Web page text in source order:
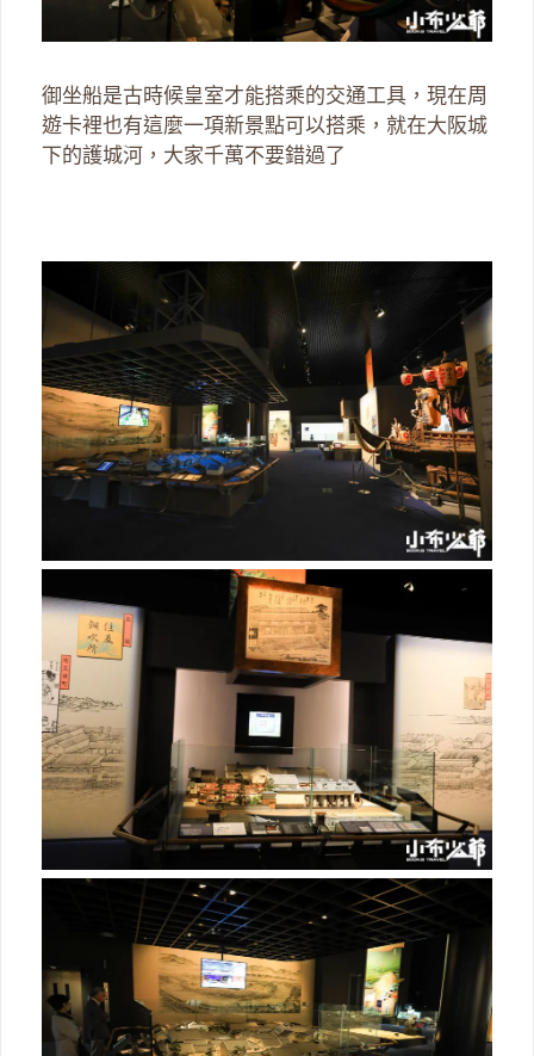
御坐船是古時候皇室才能搭乘的交通工具，現在周
遊卡裡也有這麼一項新景點可以搭乘，就在大阪城
下的護城河，大家千萬不要錯過了